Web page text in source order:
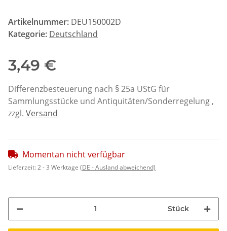
Artikelnummer: DEU150002D
Kategorie: Deutschland
3,49 €
Differenzbesteuerung nach § 25a UStG für
Sammlungsstücke und Antiquitäten/Sonderregelung ,
zzgl. Versand
Momentan nicht verfügbar
Lieferzeit:2 - 3 Werktage (DE - Ausland abweichend)
Stück